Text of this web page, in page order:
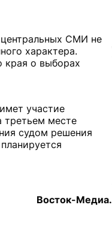
центральных СМИ не
характера.
края о выборах
участие
третьем месте
судом решения
Восток-Медиа.